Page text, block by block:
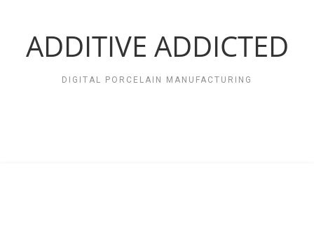
ADDITIVE ADDICTED
DIGITAL PORCELAIN MANUFACTURING